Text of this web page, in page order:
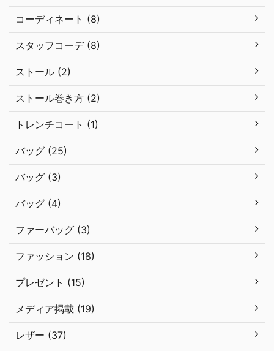
コーディネート (8)
スタッフコーデ (8)
ストール (2)
ストール巻き方 (2)
トレンチコート (1)
バッグ (25)
バッグ (3)
バッグ (4)
ファーバッグ (3)
ファッション (18)
プレゼント (15)
メディア掲載 (19)
レザー (37)